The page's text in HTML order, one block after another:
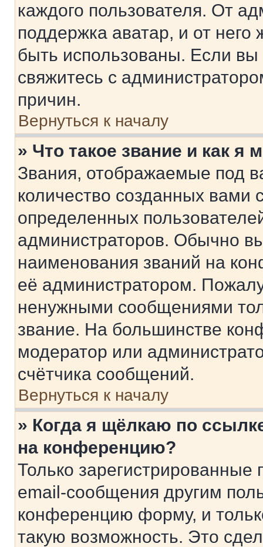
каждого пользователя. От
поддержка аватар, и от него
быть использованы. Если
свяжитесь с
причин.
Вернуться к началу
» Что такое звание и как я
Звания, отображаемые под
количество созданных
определенных
администраторов. Обычно
наименования званий на
её администратором.
ненужными сообщениями
звание. На большинстве
модератор или
счётчика сообщений.
Вернуться к началу
» Когда я щёлкаю по
на конференцию?
Только зарегистрированные
email-сообщения другим
конференцию форму, и
такую возможность. Это